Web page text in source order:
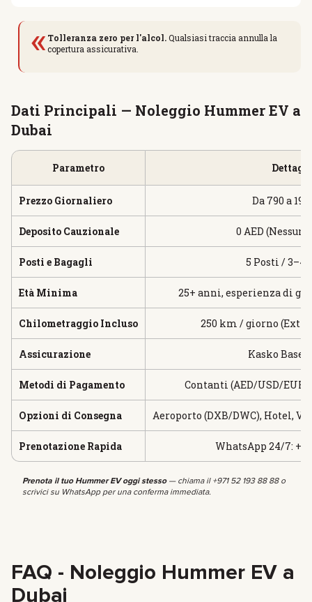
« Tolleranza zero per l'alcol.Qualsiasi traccia annulla la
copertura assicurativa.
Dati Principali — Noleggio Hummer EV a
Dubai
Parametro
Prezzo Giornaliero Da 790 a
Deposito Cauzionale 0 AED (Nessun
Posti e Bagagli 5 Posti / 3–4
Età Minima 25+ anni, esperienza di
Chilometraggio Incluso 250 km / giorno
Assicurazione Kasko Base
Metodi di Pagamento Contanti (AED/USD/
Opzioni di Consegna Aeroporto (DXB/DWC), Hotel,
Prenotazione Rapida WhatsApp 24/7:
Prenota il tuo Hummer EV oggi stesso— chiama il +971 52 193 88 88 o
scrivici su WhatsApp per una conferma immediata.
FAQ - Noleggio Hummer EV a
Dubai